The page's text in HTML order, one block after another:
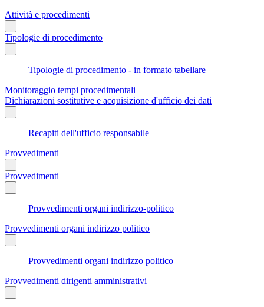
Attività e procedimenti
Tipologie di procedimento
Tipologie di procedimento - in formato tabellare
Monitoraggio tempi procedimentali
Dichiarazioni sostitutive e acquisizione d'ufficio dei dati
Recapiti dell'ufficio responsabile
Provvedimenti
Provvedimenti
Provvedimenti organi indirizzo-politico
Provvedimenti organi indirizzo politico
Provvedimenti organi indirizzo politico
Provvedimenti dirigenti amministrativi